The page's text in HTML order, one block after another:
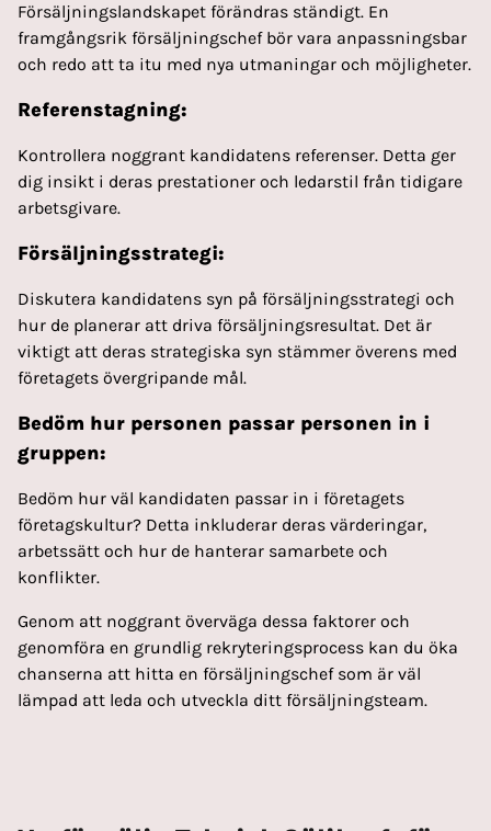
Försäljningslandskapet förändras ständigt. En
framgångsrik försäljningschef bör vara anpassningsbar
och redo att ta itu med nya utmaningar och möjligheter.
Referenstagning:
Kontrollera noggrant kandidatens referenser. Detta ger
dig insikt i deras prestationer och ledarstil från tidigare
arbetsgivare.
Försäljningsstrategi:
Diskutera kandidatens syn på försäljningsstrategi och
hur de planerar att driva försäljningsresultat. Det är
viktigt att deras strategiska syn stämmer överens med
företagets övergripande mål.
Bedöm hur personen passar personen in i
gruppen:
Bedöm hur väl kandidaten passar in i företagets
företagskultur? Detta inkluderar deras värderingar,
arbetssätt och hur de hanterar samarbete och
konflikter.
Genom att noggrant överväga dessa faktorer och
genomföra en grundlig rekryteringsprocess kan du öka
chanserna att hitta en försäljningschef som är väl
lämpad att leda och utveckla ditt försäljningsteam.